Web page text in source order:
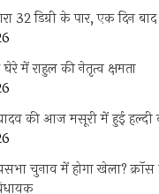
32 डिग्री के पार, एक दिन
में राहुल की नेतृत्व क्षमता
की आज मसूरी में हुई
चुनाव में होगा खेला?